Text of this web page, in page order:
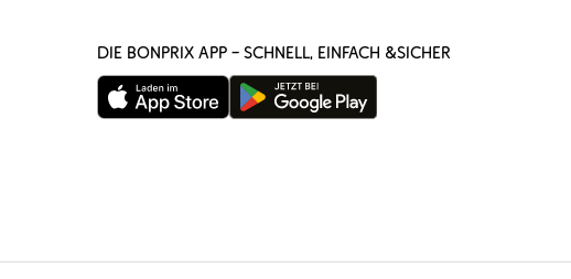
DIE BONPRIX APP – SCHNELL, EINFACH &SICHER